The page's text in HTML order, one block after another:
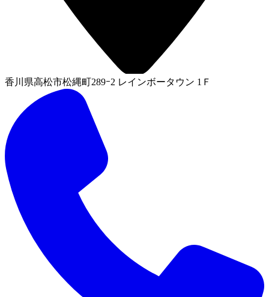
香川県高松市松縄町289ｰ2 レインボータウン 1Ｆ